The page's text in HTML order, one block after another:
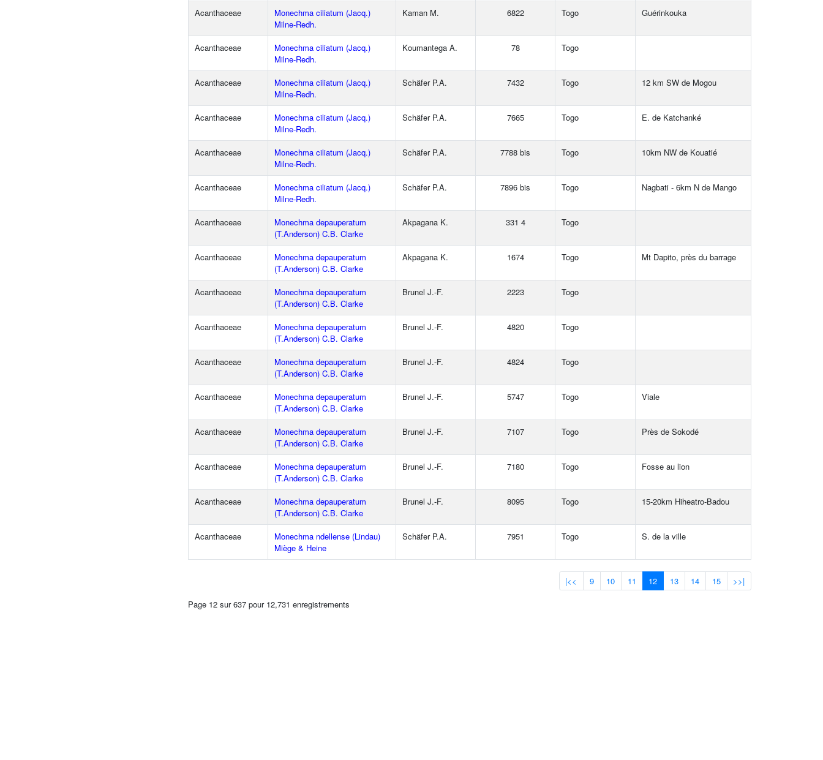
Acanthaceae
Monechma ciliatum (Jacq.)
Milne-Redh.
Kaman M. 6822 Togo Guérinkouka
Acanthaceae
Monechma ciliatum (Jacq.)
Milne-Redh.
Koumantega A. 78 Togo
Acanthaceae
Monechma ciliatum (Jacq.)
Milne-Redh.
Schäfer P.A. 7432 Togo 12 km SW de Mogou
Acanthaceae
Monechma ciliatum (Jacq.)
Milne-Redh.
Schäfer P.A. 7665 Togo E. de Katchanké
Acanthaceae
Monechma ciliatum (Jacq.)
Milne-Redh.
Schäfer P.A. 7788 bis Togo 10km NW de Kouatié
Acanthaceae
Monechma ciliatum (Jacq.)
Milne-Redh.
Schäfer P.A. 7896 bis Togo Nagbati - 6km N de Mango
Acanthaceae
Monechma depauperatum
(T.Anderson) C.B. Clarke
Akpagana K. 331 4 Togo
Acanthaceae
Monechma depauperatum
(T.Anderson) C.B. Clarke
Akpagana K. 1674 Togo Mt Dapito, près du barrage
Acanthaceae
Monechma depauperatum
(T.Anderson) C.B. Clarke
Brunel J.-F. 2223 Togo
Acanthaceae
Monechma depauperatum
(T.Anderson) C.B. Clarke
Brunel J.-F. 4820 Togo
Acanthaceae
Monechma depauperatum
(T.Anderson) C.B. Clarke
Brunel J.-F. 4824 Togo
Acanthaceae
Monechma depauperatum
(T.Anderson) C.B. Clarke
Brunel J.-F. 5747 Togo Viale
Acanthaceae
Monechma depauperatum
(T.Anderson) C.B. Clarke
Brunel J.-F. 7107 Togo Près de Sokodé
Acanthaceae
Monechma depauperatum
(T.Anderson) C.B. Clarke
Brunel J.-F. 7180 Togo Fosse au lion
Acanthaceae
Monechma depauperatum
(T.Anderson) C.B. Clarke
Brunel J.-F. 8095 Togo 15-20km Hiheatro-Badou
Acanthaceae
Monechma ndellense (Lindau)
Miège & Heine
Schäfer P.A. 7951 Togo S. de la ville
|<< 9 10 11 12 13 14 15 >>|
Page 12 sur 637 pour 12,731 enregistrements